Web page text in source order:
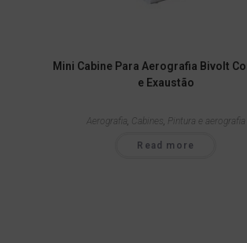
Mini Cabine Para Aerografia Bivolt
e Exaustão
Aerografia, Cabines , Pintura e aerografia
Read more